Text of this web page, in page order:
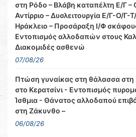
στη Ρόδο – Βλάβη καταπέλτη Ε/Γ –
Αντίρριο – Δυσλειτουργία Ε/Γ-Ο/Γ-
Ηράκλειο – Προσάραξη Ι/Φ
Εντοπισμός αλλοδαπών στους
Διακομιδές ασθενώ
07/08/26
Πτώση γυναίκας στη θάλασσα
στο Κερατσίνι - Εντοπισμός
Ίσθμια - Θάνατος αλλοδαπού
στη Ζάκυνθο –
06/08/26